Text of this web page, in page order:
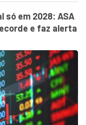
só em 2028: ASA
e faz alerta